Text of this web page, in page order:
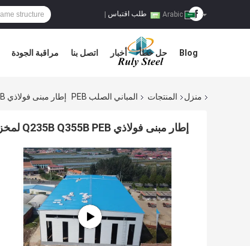
طلب اقتباس
مراقبة الجودة اتصل بنا أخبار حل خطأ Blog
منزل المنتجات المباني الصلب PEB إطار مبنى فولاذي Q235B Q355B PEB لمخزن ورشة عمل
إطار مبنى فولاذي Q235B Q355B PEB لمخزن ورشة عمل